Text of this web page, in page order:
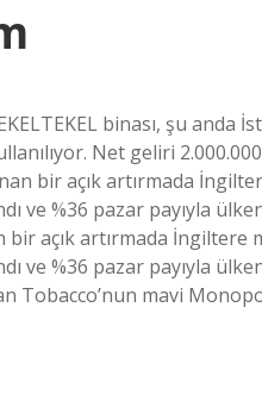
binası, şu anda
Net geliri
bir açık artırmada
​​ve %36 pazar payıyla
bir açık artırmada
​​ve %36 pazar payıyla
Tobacco’nun mavi